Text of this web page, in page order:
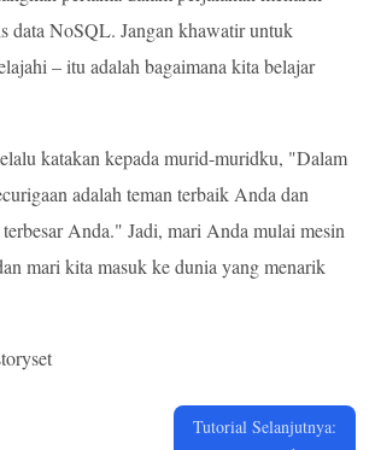
data NoSQL. Jangan khawatir untuk
– itu adalah bagaimana kita belajar
katakan kepada murid-muridku, "Dalam
adalah teman terbaik Anda dan
Anda." Jadi, mari Anda mulai mesin
mari kita masuk ke dunia yang menarik
Tutorial Selanjutnya: